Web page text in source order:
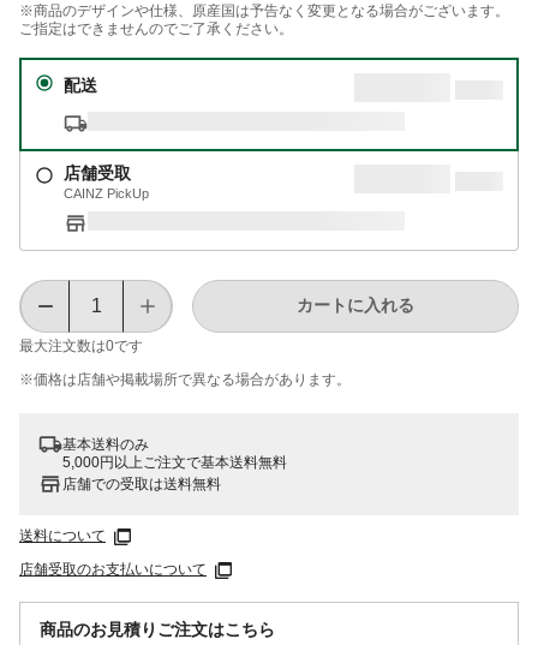
※商品のデザインや仕様、原産国は予告なく変更となる場合がございます。
ご指定はできませんのでご了承ください。
配送
店舗受取
CAINZ PickUp
最大注文数は0です
カートに入れる
※価格は​店舗や​掲載場所で​異なる​場合が​あります。
基本送料のみ
5,000円以上ご注文で基本送料無料
店舗での受取は送料無料
送料について
店舗受取のお支払いについて
商品のお見積りご注文はこちら